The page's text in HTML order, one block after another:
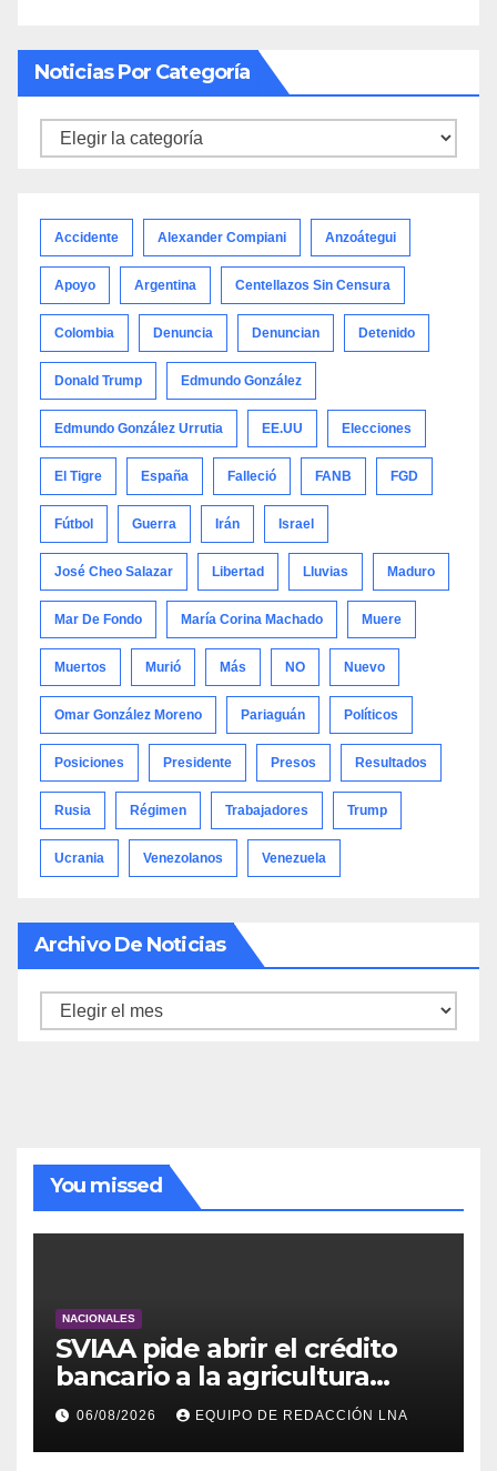
Noticias Por Categoría
Noticias
Accidente Alexander Compiani Anzoátegui
Apoyo Argentina Centellazos Sin Censura
Colombia Denuncia Denuncian Detenido
Donald Trump Edmundo González
Edmundo González Urrutia EE.UU Elecciones
El Tigre España Falleció FANB FGD
Fútbol Guerra Irán Israel
José Cheo Salazar Libertad Lluvias Maduro
Mar De Fondo María Corina Machado Muere
Muertos Murió Más NO Nuevo
Omar González Moreno Pariaguán Políticos
Posiciones Presidente Presos Resultados
Rusia Régimen Trabajadores Trump
Ucrania Venezolanos Venezuela
Archivo De Noticias
Archivo
You missed
NACIONALES
SVIAA pide abrir el crédito
bancario a la agricultura
familiar en Venezuela
06/08/2026 EQUIPO DE REDACCIÓN LNA